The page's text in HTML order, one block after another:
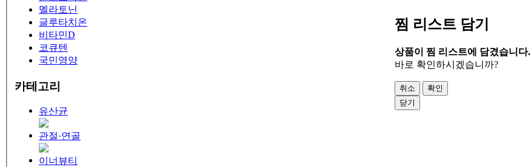
멜라토닌
글루타치온
비타민D
코큐텐
국민영양
카테고리
유산균
관절·연골
이너뷰티
찜 리스트 담기
상품이 찜 리스트에 담겼습니다.
바로 확인하시겠습니까?
취소
확인
닫기